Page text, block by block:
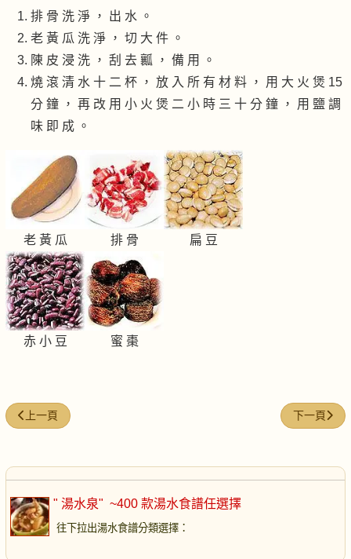
排 骨 洗 淨 ， 出 水 。
老 黃 瓜 洗 淨 ， 切 大 件 。
陳 皮 浸 洗 ， 刮 去 瓤 ， 備 用 。
燒 滾 清 水 十 二 杯 ， 放 入 所 有 材 料 ， 用 大 火 煲 15
分 鐘 ， 再 改 用 小 火 煲 二 小 時 三 十 分 鐘 ， 用 鹽 調
味 即 成 。
老 黃 瓜 排 骨 扁 豆
赤 小 豆 蜜 棗
上一篇文章: 白菜雞骨湯
上一頁 下一篇文章
下一頁
" 湯水泉" ~400 款湯水食譜任選擇
往下拉出湯水食譜分類選擇 ：